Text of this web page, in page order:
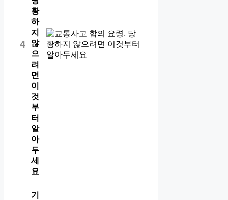
4
황
하
지
않
으
려
면
이
것
부
터
알
아
두
세
요
기